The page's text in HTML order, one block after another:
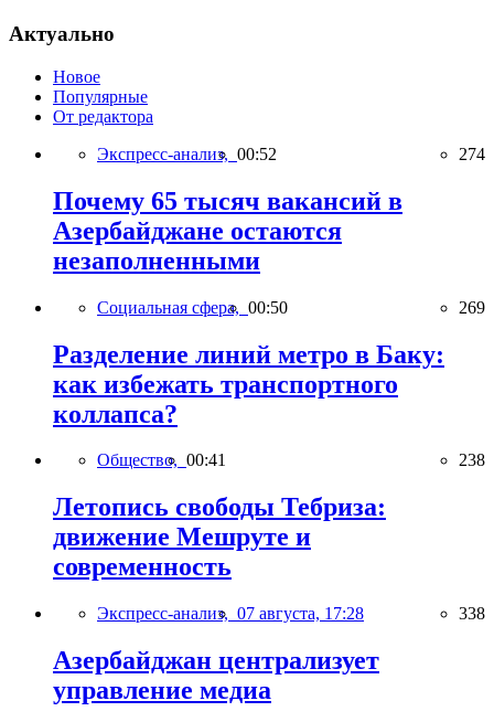
Актуально
Новое
Популярные
От редактора
Экспресс-анализ, 00:52 274
Почему 65 тысяч вакансий в
Азербайджане остаются
незаполненными
Социальная сфера, 00:50 269
Разделение линий метро в Баку:
как избежать транспортного
коллапса?
Общество, 00:41 238
Летопись свободы Тебриза:
движение Мешруте и
современность
Экспресс-анализ, 07 августа, 17:28 338
Азербайджан централизует
управление медиа